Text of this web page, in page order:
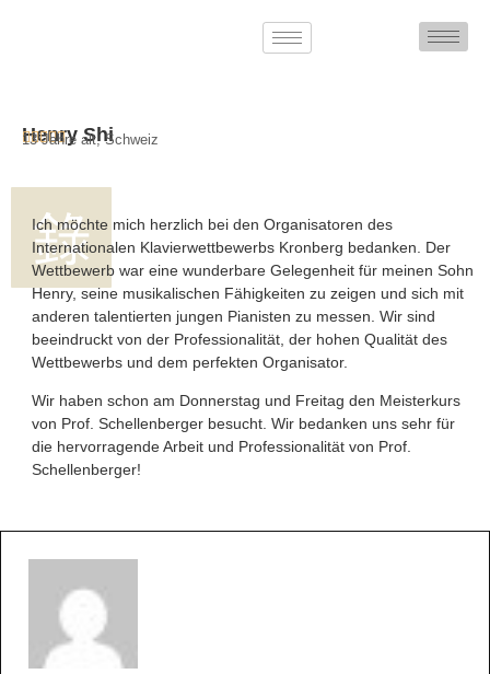
Ich möchte mich herzlich bei den Organisatoren des
Internationalen Klavierwettbewerbs Kronberg bedanken. Der
Wettbewerb war eine wunderbare Gelegenheit für meinen Sohn
Henry, seine musikalischen Fähigkeiten zu zeigen und sich mit
anderen talentierten jungen Pianisten zu messen. Wir sind
beeindruckt von der Professionalität, der hohen Qualität des
Wettbewerbs und dem perfekten Organisator.
Wir haben schon am Donnerstag und Freitag den Meisterkurs
von Prof. Schellenberger besucht. Wir bedanken uns sehr für
die hervorragende Arbeit und Professionalität von Prof.
Schellenberger!
Henry Shi

13 Jahre alt, Schweiz